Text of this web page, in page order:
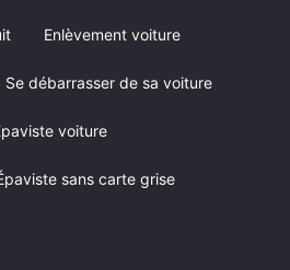
Enlèvement voiture
Se débarrasser de sa voiture
voiture
sans carte grise